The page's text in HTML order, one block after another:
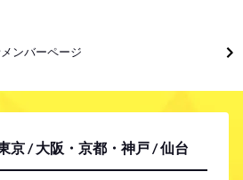
京 / 大阪・京都・神戸 / 仙台
ンバーページ